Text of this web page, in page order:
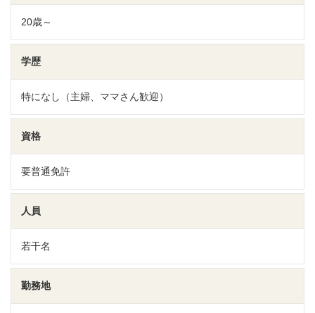
20歳～
学歴
特になし（主婦、ママさん歓迎）
資格
要普通免許
人員
若干名
勤務地